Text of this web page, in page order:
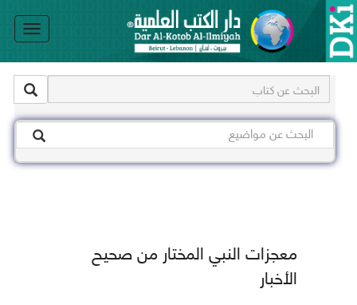
معجزات النبي المختار من صحيح
الأخبار